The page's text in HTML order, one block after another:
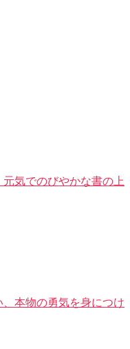
気でのびやかな書の上
本物の勇気を身につけ